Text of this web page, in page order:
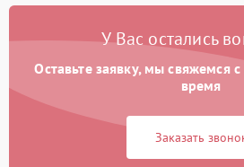
Проблемы с набором
Не работает сушилка 2100 ₽
Сбои в работе таймера 1700 ₽
У Вас остались
Оставьте заявку, мы свяжемся
время
Заказать